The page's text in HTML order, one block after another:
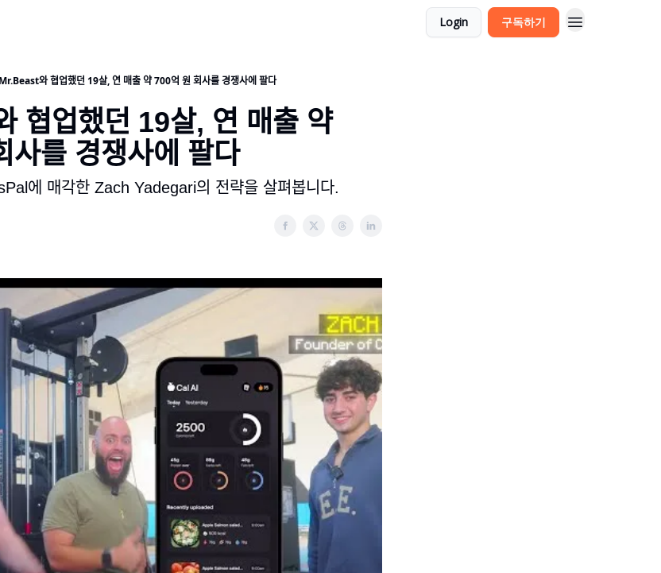
Login 구독하기
Mr.Beast와 협업했던 19살, 연 매출 약 700억 원 회사를 경쟁사에 팔다
19살, 연 매출 약
경쟁사에 팔다
매각한 Zach Yadegari의 전략을 살펴봅니다.